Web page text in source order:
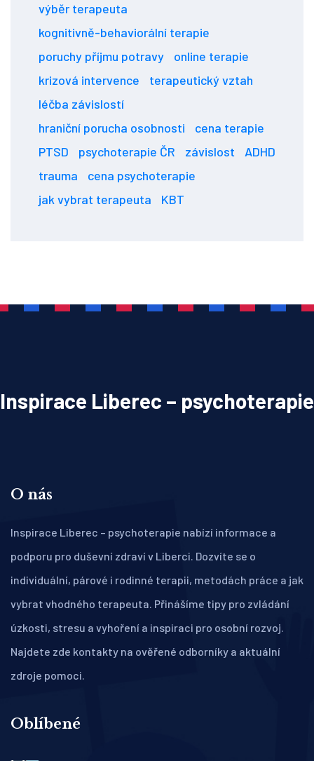
výběr terapeuta
kognitivně-behaviorální terapie
poruchy příjmu potravy
online terapie
krizová intervence
terapeutický vztah
léčba závislostí
hraniční porucha osobnosti
cena terapie
PTSD
psychoterapie ČR závislost
ADHD
trauma
cena psychoterapie
jak vybrat terapeuta
KBT
Inspirace Liberec – psychoterapie
O nás
Inspirace Liberec – psychoterapie nabízí informace a
podporu pro duševní zdraví v Liberci. Dozvíte se o
individuální, párové i rodinné terapii, metodách práce a jak
vybrat vhodného terapeuta. Přinášíme tipy pro zvládání
úzkosti, stresu a vyhoření a inspiraci pro osobní rozvoj.
Najdete zde kontakty na ověřené odborníky a aktuální
zdroje pomoci.
Oblíbené